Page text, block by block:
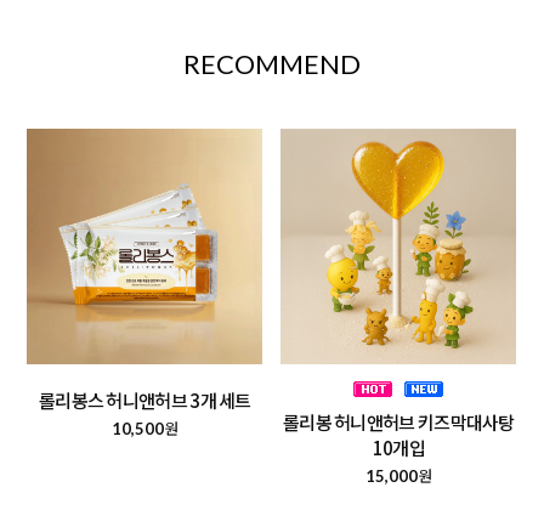
RECOMMEND
롤리봉스 허니앤허브 3개 세트
10,500원
롤리봉 허니앤허브 키즈막대사탕
10개입
15,000원